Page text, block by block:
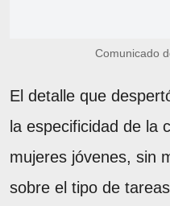
Comunicado
El detalle que
la especificidad de la
mujeres jóvenes, sin
sobre el tipo de